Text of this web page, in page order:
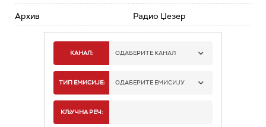
Архив Радио Џезер
КАНАЛ: ОДАБЕРИТЕ КАНАЛ
РАДИО БЕОГРАД 1
ТИП ЕМИСИЈЕ: ОДАБЕРИТЕ ЕМИСИЈУ
КЉУЧНА РЕЧ: